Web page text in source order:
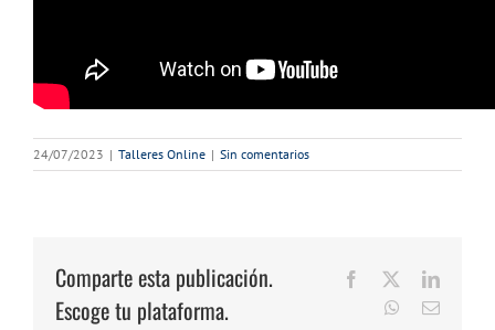
24/07/2023 | Talleres Online | Sin comentarios
Comparte esta publicación.
Escoge tu plataforma.
Facebook
WhatsApp
Correo